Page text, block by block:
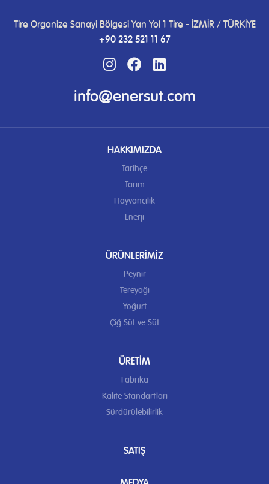
Tire Organize Sanayi Bölgesi Yan Yol 1 Tire - İZMİR / TÜRKİYE
+90 232 521 11 67
info@enersut.com
HAKKIMIZDA
Tarihçe
Tarım
Hayvancılık
Enerji
ÜRÜNLERIMIZ
Peynir
Tereyağı
Yoğurt
Çiğ Süt ve Süt
ÜRETIM
Fabrika
Kalite Standartları
Sürdürülebilirlik
SATIŞ